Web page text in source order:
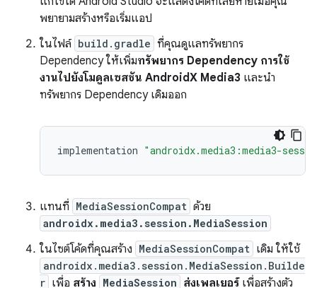
พยายามสร้างหรือเริ่มแอป
ในไฟล์ build.gradle ที่คุณดูแลทรัพยากร
Dependency ให้เพิ่มทรัพยากร Dependency การใช้
งานไปยังโมดูลเซสชัน AndroidX Media3 และนำ
ทรัพยากร Dependency เดิมออก
implementation "androidx.media3:media3-
แทนที่ MediaSessionCompat ด้วย
androidx.media3.session.MediaSession
ในไซต์โค้ดที่คุณสร้าง MediaSessionCompat เดิม ให้ใช้
androidx.media3.session.MediaSession.Builde
r เพื่อ สร้าง MediaSession ส่งเพลเยอร์เพื่อสร้างตัว